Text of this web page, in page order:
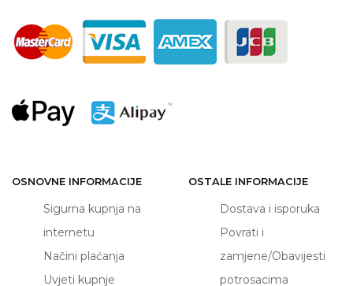
OSNOVNE INFORMACIJE
Sigurna kupnja na
internetu
Načini plaćanja
Uvjeti kupnje
OSTALE INFORMACIJE
Dostava i isporuka
Povrati i
zamjene/Obavijesti
potrosacima